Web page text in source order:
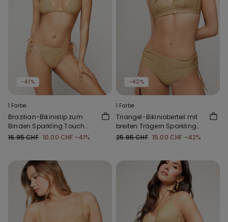
-41%
1 Farbe
Brazilian-Bikinislip zum
Binden Sparkling Touch
Gold
16.95 CHF 10.00 CHF -41%
-42%
1 Farbe
Triangel-Bikinioberteil mit
breiten Trägern Sparkling
Touch Gold
25.95 CHF 15.00 CHF -42%